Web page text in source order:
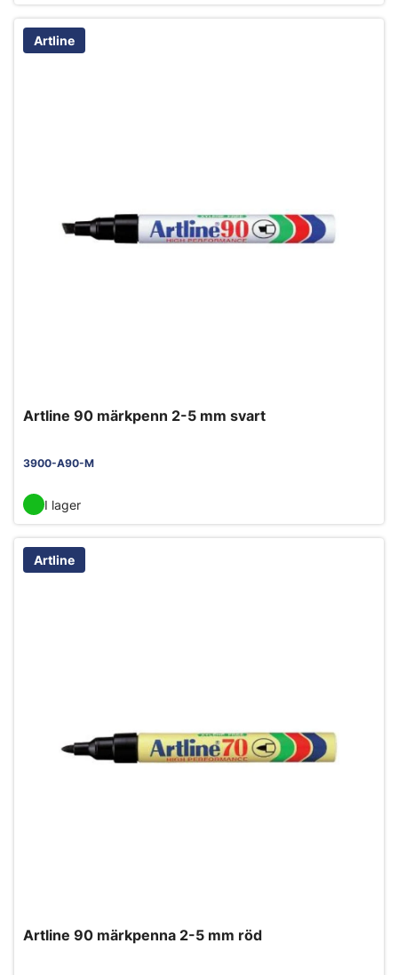
Artline
Artline 90 märkpenn 2-5 mm svart
3900-A90-M
I lager
Artline
Artline 90 märkpenna 2-5 mm röd